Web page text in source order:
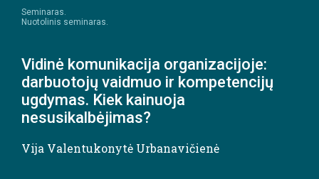
Seminaras.
Nuotolinis seminaras.
Vidinė komunikacija organizacijoje:
darbuotojų vaidmuo ir kompetencijų
ugdymas. Kiek kainuoja
nesusikalbėjimas?
Vija Valentukonytė Urbanavičienė